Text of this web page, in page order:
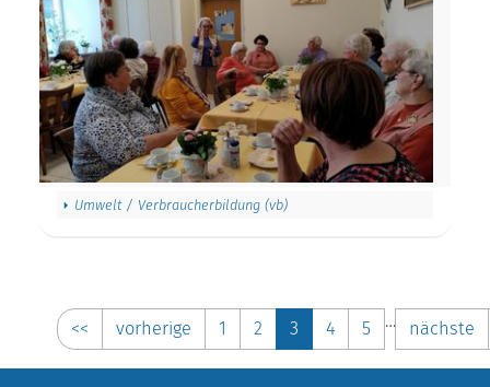
Umwelt / Verbraucherbildung (vb)
<< vorherige 1 2 3 4 5 … nächste